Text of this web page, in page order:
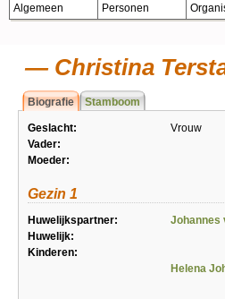
Algemeen Personen
Christina
Biografie Stamboom
Geslacht:
Vrouw
Vader:
Moeder:
Gezin 1
Huwelijkspartner:
Johannes
Huwelijk:
Kinderen:
Helena